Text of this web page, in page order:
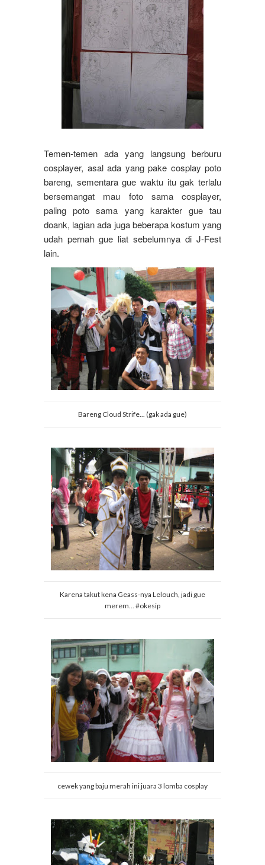
Temen-temen ada yang langsung berburu
cosplayer, asal ada yang pake cosplay poto
bareng, sementara gue waktu itu gak terlalu
bersemangat mau foto sama cosplayer,
paling poto sama yang karakter gue tau
doank, lagian ada juga beberapa kostum yang
udah pernah gue liat sebelumnya di J-Fest
lain.
Bareng Cloud Strife... (gak ada gue)
Karena takut kena Geass-nya Lelouch, jadi gue
merem... #okesip
cewek yang baju merah ini juara 3 lomba cosplay